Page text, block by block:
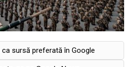
sursă preferată în Google